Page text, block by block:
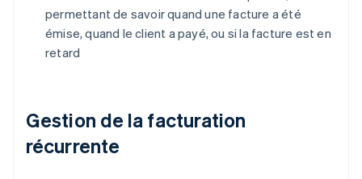
permettant de savoir quand une facture a été
émise, quand le client a payé, ou si la facture est en
retard
Gestion de la facturation
récurrente